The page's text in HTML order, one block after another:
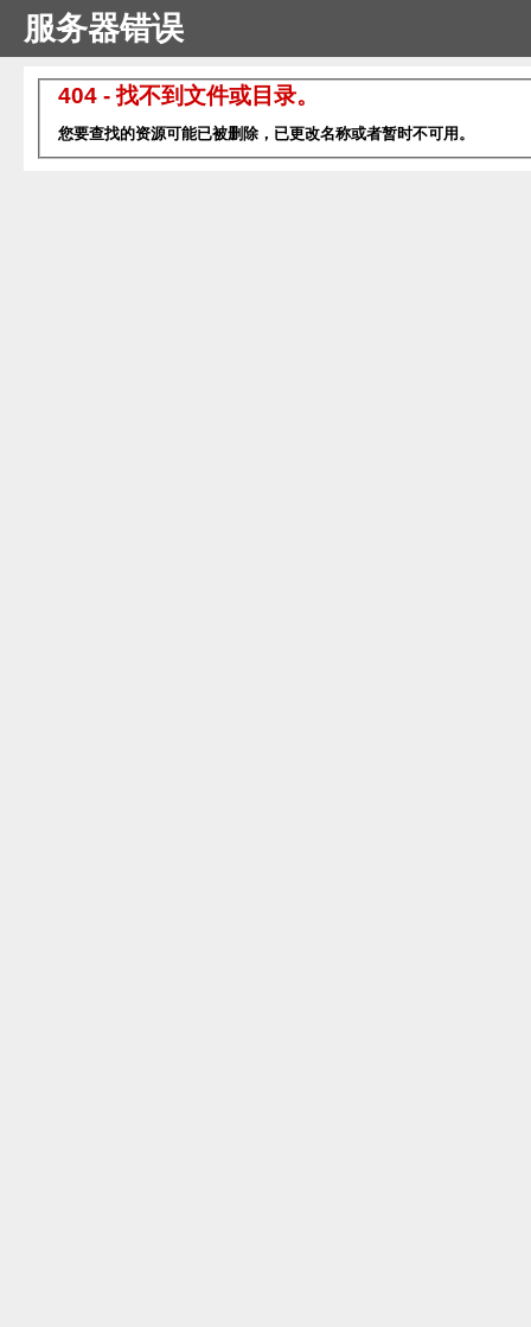
服务器错误
404 - 找不到文件或目录。
您要查找的资源可能已被删除，已更改名称或者暂时不可用。